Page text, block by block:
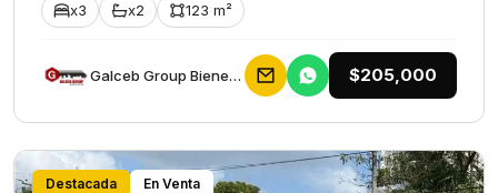
x3 x2 123 m²
Galceb Group Bienes Raices $205,000
Destacada En Venta